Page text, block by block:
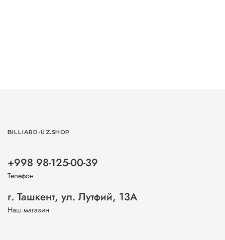
BILLIARD-UZ.SHOP
+998 98-125-00-39
Телефон
г. Ташкент, ул. Лутфий, 13А
Наш магазин